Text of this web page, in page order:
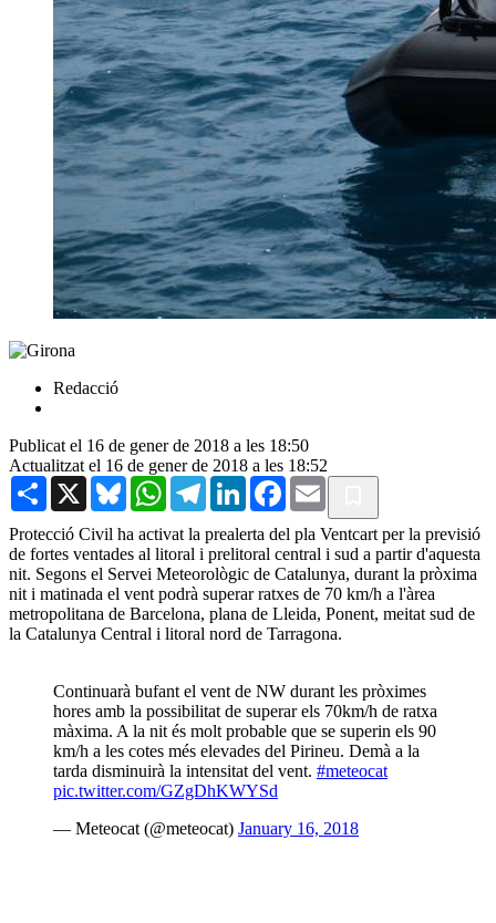
Redacció
Publicat el 16 de gener de 2018 a les 18:50
Actualitzat el 16 de gener de 2018 a les 18:52
Share X BlueskyWhatsAppTelegramLinkedInFacebook
Email
Protecció Civil ha activat la prealerta del pla Ventcart per la previsió
de fortes ventades al litoral i prelitoral central i sud a partir d'aquesta
nit. Segons el Servei Meteorològic de Catalunya, durant la pròxima
nit i matinada el vent podrà superar ratxes de 70 km/h a l'àrea
metropolitana de Barcelona, plana de Lleida, Ponent, meitat sud de
la Catalunya Central i litoral nord de Tarragona.
Continuarà bufant el vent de NW durant les pròximes
hores amb la possibilitat de superar els 70km/h de ratxa
màxima. A la nit és molt probable que se superin els 90
km/h a les cotes més elevades del Pirineu. Demà a la
tarda disminuirà la intensitat del vent. #meteocat
pic.twitter.com/GZgDhKWYSd
— Meteocat (@meteocat) January 16, 2018